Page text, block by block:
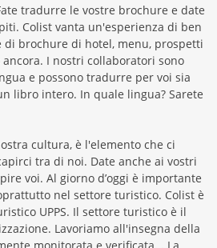
tradurre le vostre brochure e date
Colist vanta un'esperienza di ben
di brochure di hotel, menu, prospetti
I nostri collaboratori sono
e possono tradurre per voi sia
libro intero. In quale lingua? Sarete
cultura, è l'elemento che ci
tra di noi. Date anche ai vostri
voi. Al giorno d’oggi è importante
nel settore turistico. Colist è
UPPS. Il settore turistico è il
Lavoriamo all'insegna della